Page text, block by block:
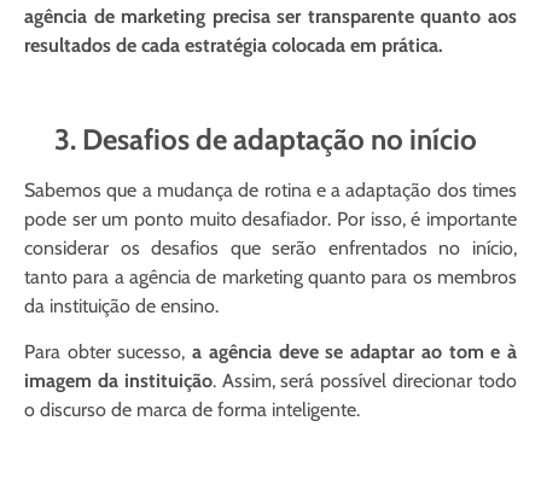
agência de marketing precisa ser transparente quanto aos
resultados de cada estratégia colocada em prática.
3. Desafios de adaptação no início
Sabemos que a mudança de rotina e a adaptação dos times
pode ser um ponto muito desafiador. Por isso, é importante
considerar os desafios que serão enfrentados no início,
tanto para a agência de marketing quanto para os membros
da instituição de ensino.
Para obter sucesso,a agência deve se adaptar ao tom e à
imagem da instituição. Assim, será possível direcionar todo
o discurso de marca de forma inteligente.